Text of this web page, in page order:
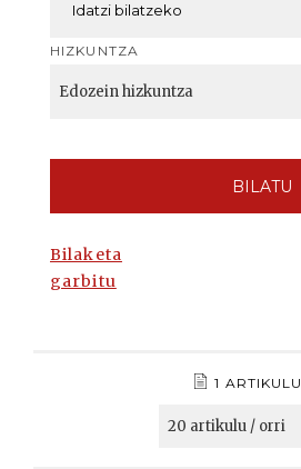
HIZKUNTZA
BILATU
Bilaketa
garbitu
1 ARTIKULU